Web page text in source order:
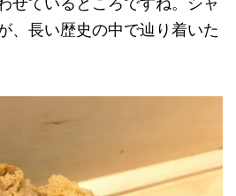
、長い歴史の中で辿り着いた